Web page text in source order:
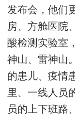
发布会，他们
房、方舱医院
酸检测实验室
神山、雷神山
的患儿、疫情
里、一线人员
员的上下班路